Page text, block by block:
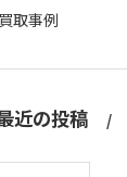
買取事例
近の投稿